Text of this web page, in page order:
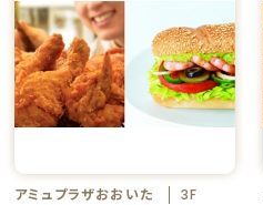
アミュプラザおおいた 3F